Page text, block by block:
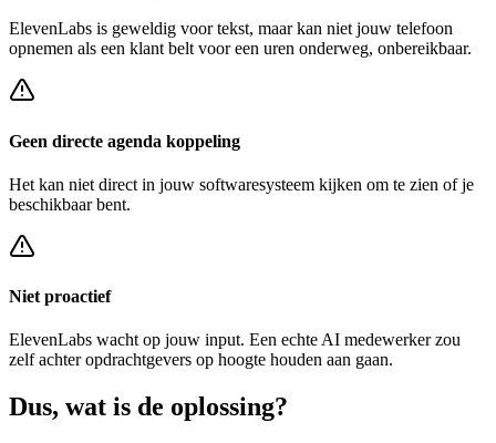
ElevenLabs is geweldig voor tekst, maar kan niet jouw telefoon
opnemen als een klant belt voor een uren onderweg, onbereikbaar.
Geen directe agenda koppeling
Het kan niet direct in jouw softwaresysteem kijken om te zien of je
beschikbaar bent.
Niet proactief
ElevenLabs wacht op jouw input. Een echte AI medewerker zou
zelf achteropdrachtgevers op hoogte houden aan gaan.
Dus, wat is de oplossing?